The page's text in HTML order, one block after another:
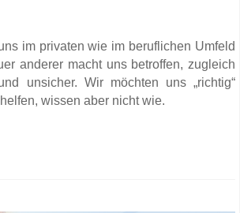
im privaten wie im beruflichen Umfeld
anderer macht uns betroffen, zugleich
unsicher. Wir möchten uns „richtig“
wissen aber nicht wie.